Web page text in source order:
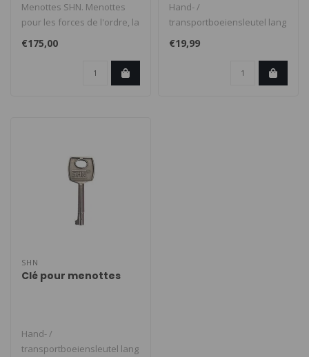
Menottes SHN. Menottes
pour les forces de l'ordre, la
police et la sécurité. L..
€175,00
Hand- /
transportboeiensleutel lang
origineel SHN. Lengte 10cm...
€19,99
SHN
Clé pour menottes
Hand- /
transportboeiensleutel lang